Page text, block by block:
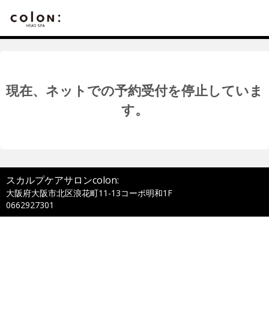
現在、ネットでの予約受付を停止していま
す。
スカルプケアサロンcolon:
大阪府大阪市北区浪花町11-13コーポ明和1F
0662927301